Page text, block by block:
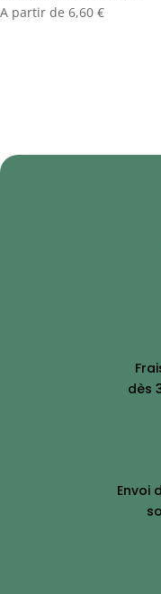
A partir de 6,60 €
dès
Envoi